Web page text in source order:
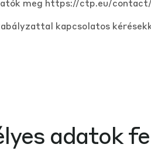
meg https://ctp.eu/contact/
kapcsolatos
adatok